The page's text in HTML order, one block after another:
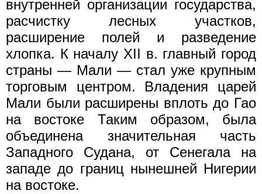
внутренней организации государства,
расчистку лесных участков,
расширение полей и разведение
хлопка. К началу XII в. главный город
страны — Мали — стал уже крупным
торговым центром. Владения царей
Мали были расширены вплоть до Гао
на востоке Таким образом, была
объединена значительная часть
Западного Судана, от Сенегала на
западе до границ нынешней Нигерии
на востоке.